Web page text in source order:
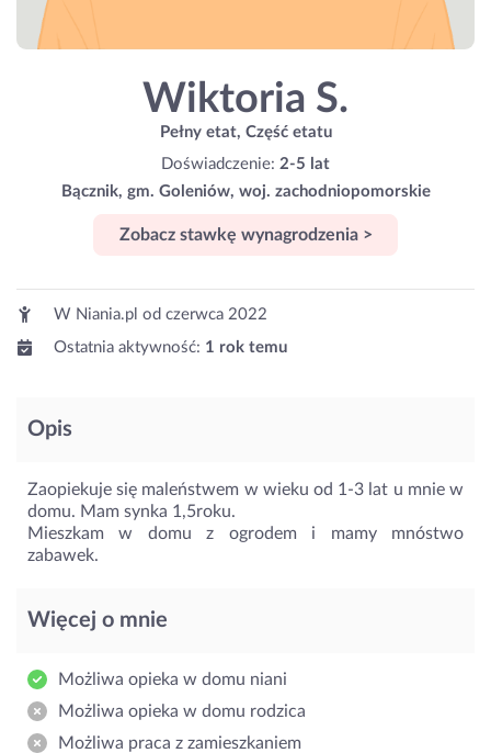
Wiktoria S.
Pełny etat, Część etatu
Doświadczenie: 2-5 lat
Bącznik, gm. Goleniów, woj. zachodniopomorskie
Zobacz stawkę wynagrodzenia >
W Niania.pl od czerwca 2022
Ostatnia aktywność: 1 rok temu
Opis
Zaopiekuje się maleństwem w wieku od 1-3 lat u mnie w
domu. Mam synka 1,5roku.
Mieszkam w domu z ogrodem i mamy mnóstwo
zabawek.
Więcej o mnie
Możliwa opieka w domu niani
Możliwa opieka w domu rodzica
Możliwa praca z zamieszkaniem